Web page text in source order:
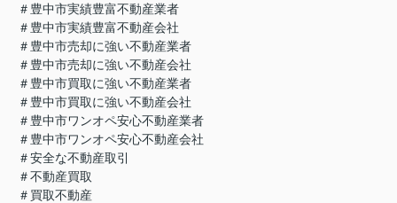
＃豊中市実績豊富不動産業者
＃豊中市実績豊富不動産会社
＃豊中市売却に強い不動産業者
＃豊中市売却に強い不動産会社
＃豊中市買取に強い不動産業者
＃豊中市買取に強い不動産会社
＃豊中市ワンオペ安心不動産業者
＃豊中市ワンオペ安心不動産会社
＃安全な不動産取引
＃不動産買取
＃買取不動産